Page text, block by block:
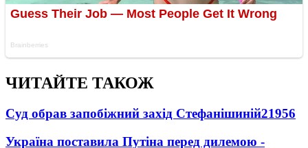
ЧИТАЙТЕ ТАКОЖ
Суд обрав запобіжний захід Стефанішиній21956
Україна поставила Путіна перед дилемою -